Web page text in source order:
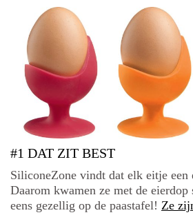
#1 DAT ZIT BEST
SiliconeZone vindt dat elk eitje een
Daarom kwamen ze met de eierdop
eens gezellig op de paastafel! Ze